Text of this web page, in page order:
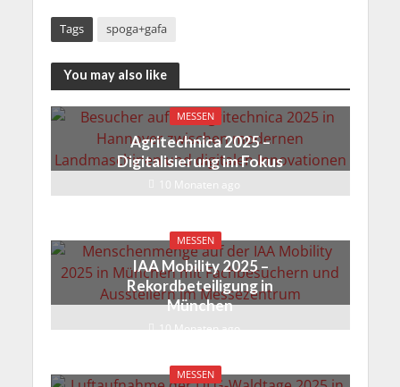
Tags spoga+gafa
You may also like
MESSEN
Agritechnica 2025 –
Digitalisierung im Fokus
10 Monaten ago
MESSEN
IAA Mobility 2025 –
Rekordbeteiligung in
München
10 Monaten ago
MESSEN